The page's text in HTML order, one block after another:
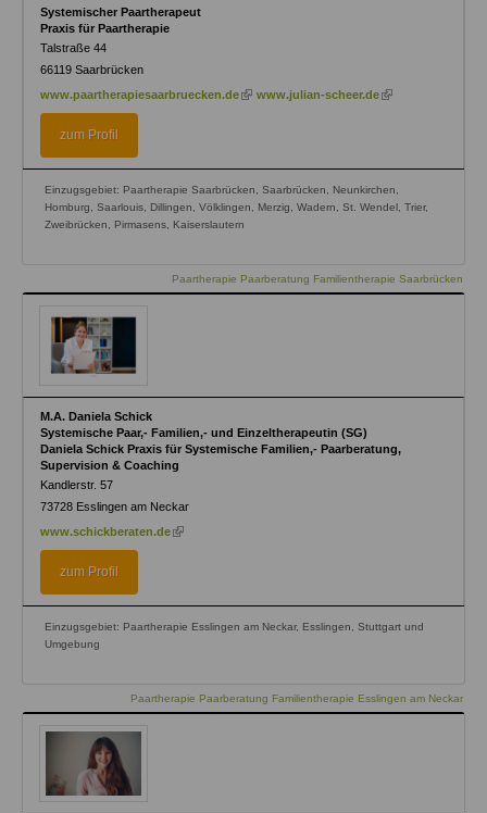
Systemischer Paartherapeut
Praxis für Paartherapie
Talstraße 44
66119 Saarbrücken
www.paartherapiesaarbruecken.de (linkwww.julian-scheer.de (link
zum Profil
Einzugsgebiet: Paartherapie Saarbrücken, Saarbrücken, Neunkirchen,
Homburg, Saarlouis, Dillingen, Völklingen, Merzig, Wadern, St. Wendel, Trier,
Zweibrücken, Pirmasens, Kaiserslautern
Paartherapie Paarberatung Familientherapie Saarbrücken
M.A. Daniela Schick
Systemische Paar,- Familien,- und Einzeltherapeutin (SG)
Daniela Schick Praxis für Systemische Familien,- Paarberatung,
Supervision & Coaching
Kandlerstr. 57
73728 Esslingen am Neckar
www.schickberaten.de(link
zum Profil
Einzugsgebiet: Paartherapie Esslingen am Neckar, Esslingen, Stuttgart und
Umgebung
Paartherapie Paarberatung Familientherapie Esslingen am Neckar